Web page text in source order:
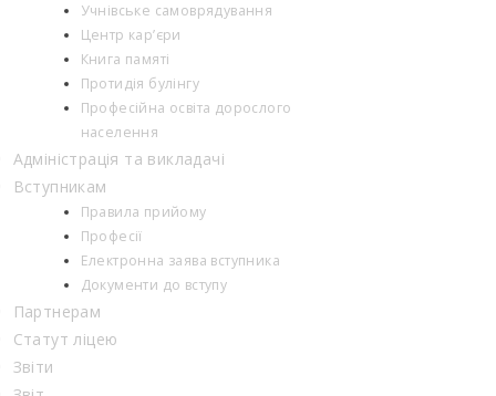
Учнівське самоврядування
Центр кар’єри
Книга памяті
Протидія булінгу
Професійна освіта дорослого
населення
Адміністрація та викладачі
Вступникам
Правила прийому
Професії
Електронна заява вступника
Документи до вступу
Партнерам
Статут ліцею
Звіти